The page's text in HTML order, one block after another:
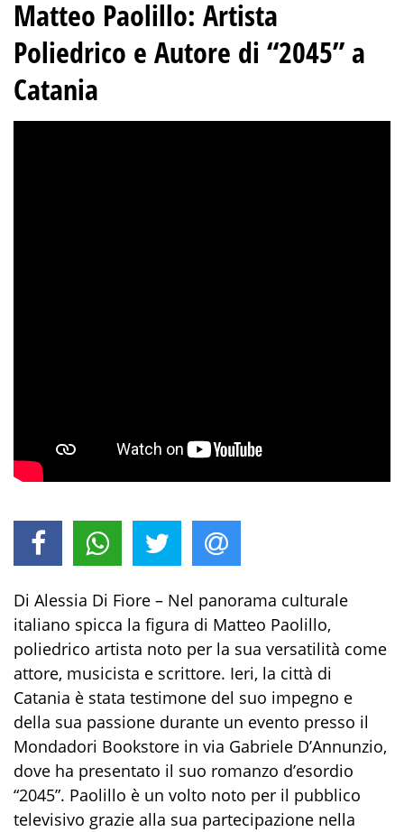
Matteo Paolillo: Artista
Poliedrico e Autore di “2045” a
Catania
Di Alessia Di Fiore – Nel panorama culturale
italiano spicca la figura di Matteo Paolillo,
poliedrico artista noto per la sua versatilità come
attore, musicista e scrittore. Ieri, la città di
Catania è stata testimone del suo impegno e
della sua passione durante un evento presso il
Mondadori Bookstore in via Gabriele D’Annunzio,
dove ha presentato il suo romanzo d’esordio
“2045”. Paolillo è un volto noto per il pubblico
televisivo grazie alla sua partecipazione nella